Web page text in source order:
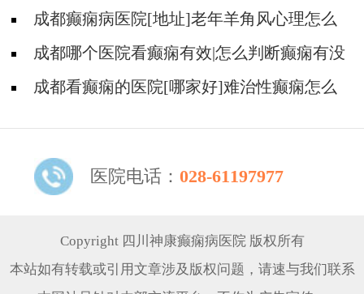
不良反应是什么?
成都癫痫病医院[地址]老年羊角风心理怎么
调整?成都哪个医院看癫痫有效|怎么判断癫痫有没
有发作?
成都看癫痫的医院[哪家好]难治性癫痫怎么
医院电话： 028-61197977
Copyright 四川神康癫痫病医院 版权所有
本站如有转载或引用文章涉及版权问题，请速与我们联系